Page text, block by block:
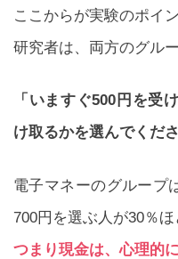
ここからが実験のポイン
研究者は、両方のグル
「いますぐ500円を受
け取るかを選んでくださ
電子マネーのグループ
700円を選ぶ人が30％ほ
つまり現金は、心理的